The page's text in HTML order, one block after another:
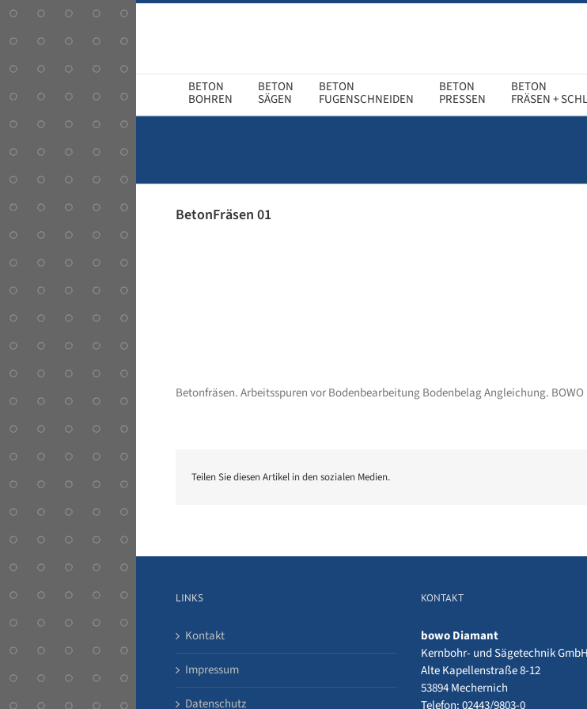
Zum
springen
BOHREN SÄGEN FUGENSCHNEIDEN PRESSEN FRÄSEN +
BetonFräsen 01
Betonfräsen. Arbeitsspuren vor Bodenbearbeitung Bodenbelag Angleichung.
Teilen Sie diesen Artikel in den sozialen Medien.
LINKS
Kontakt
Impressum
Datenschutz
KONTAKT
bowo Diamant
Kernbohr- und Sägetechnik GmbH
Alte Kapellenstraße 8-12
53894 Mechernich
Telefon: 02443/9803-0